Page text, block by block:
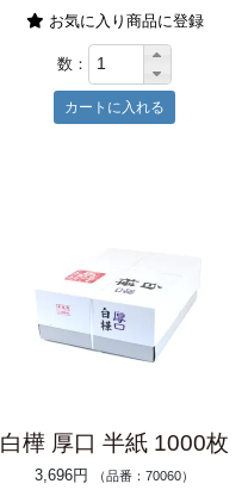
お気に入り商品に登録
数：
白樺 厚口 半紙 1000枚
3,696円 （品番：70060）